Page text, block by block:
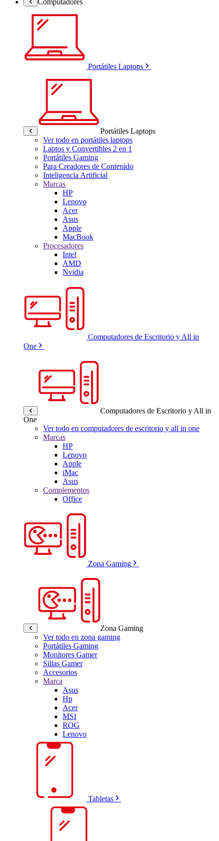
Portátiles Laptops
Portátiles Laptops
Ver todo en portátiles laptops
Laptos y Convertibles 2 en 1
Portátiles Gaming
Para Creadores de Contenido
Inteligencia Artificial
Marcas
HP
Lenovo
Acer
Asus
Apple
MacBook
Procesadores
Intel
AMD
Nvidia
Computadores de Escritorio y All in
One
Computadores de Escritorio y All in
One
Ver todo en computadores de escritorio y all in one
Marcas
HP
Lenovo
Apple
iMac
Asus
Complementos
Office
Zona Gaming
Zona Gaming
Ver todo en zona gaming
Portátiles Gaming
Monitores Gamer
Sillas Gamer
Accesorios
Marca
Asus
Hp
Acer
MSI
ROG
Lenovo
Tabletas